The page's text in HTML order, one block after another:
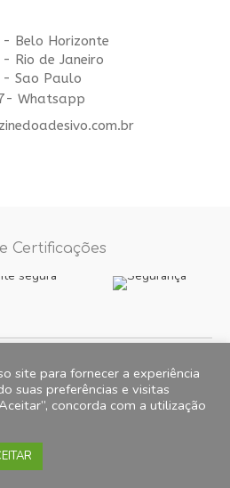
Belo Horizonte
Rio de Janeiro
- Sao Paulo
Whatsapp
Certificações
2012© 2026 Magazine do
15.257.475.0001/35 Endereço para
CEP: 31275-971 Belo Horizonte-
site para fornecer a experiência
suas preferências e visitas
concorda com a utilização